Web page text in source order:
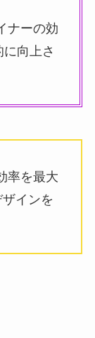
ナーの効
向上さ
率を最大
インを